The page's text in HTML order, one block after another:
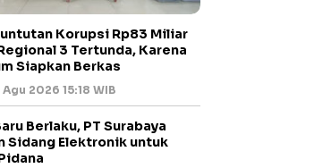
Korupsi Rp83 Miliar
3 Tertunda, Karena
Siapkan Berkas
2026 15:18 WIB
Berlaku, PT Surabaya
Sidang Elektronik untuk